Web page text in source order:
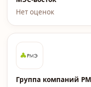
Нет оценок
Группа компаний